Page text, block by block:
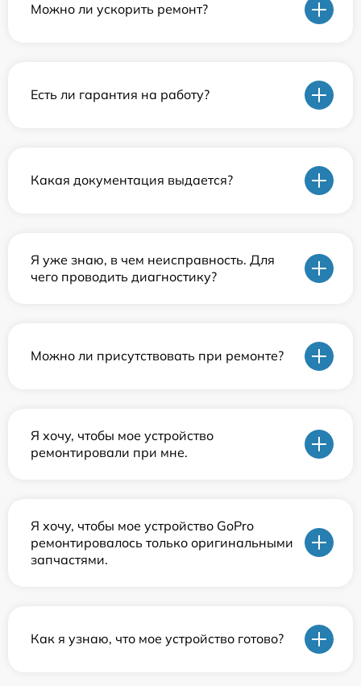
Можно ли ускорить ремонт?
Есть ли гарантия на работу?
Какая документация выдается?
Я уже знаю, в чем неисправность. Для
чего проводить диагностику?
Можно ли присутствовать при ремонте?
Я хочу, чтобы мое устройство
ремонтировали при мне.
Я хочу, чтобы мое устройство GoPro
ремонтировалось только оригинальными
запчастями.
Как я узнаю, что мое устройство готово?